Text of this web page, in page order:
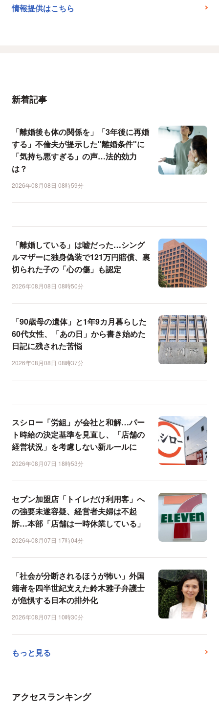
情報提供はこちら
新着記事
「離婚後も体の関係を」「3年後に再婚
する」不倫夫が提示した"離婚条件"に
「気持ち悪すぎる」の声…法的効力
は？
2026年08月08日 08時59分
「離婚している」は嘘だった…シング
ルマザーに独身偽装で121万円賠償、裏
切られた子の「心の傷」も認定
2026年08月08日 08時50分
「90歳母の遺体」と1年9カ月暮らした
60代女性、「あの日」から書き始めた
日記に残された苦悩
2026年08月08日 08時37分
スシロー「労組」が会社と和解…パー
ト時給の決定基準を見直し、「店舗の
経営状況」を考慮しない新ルールに
2026年08月07日 18時53分
セブン加盟店「トイレだけ利用客」へ
の強要未遂容疑、経営者夫婦は不起
訴…本部「店舗は一時休業している」
2026年08月07日 17時04分
「社会が分断されるほうが怖い」外国
籍者を四半世紀支えた鈴木雅子弁護士
が危惧する日本の排外化
2026年08月07日 10時30分
もっと見る
アクセスランキング